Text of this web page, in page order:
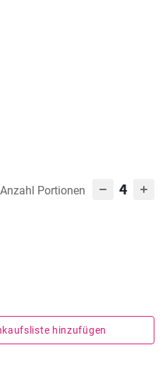
Anzahl Portionen 4
hinzufügen